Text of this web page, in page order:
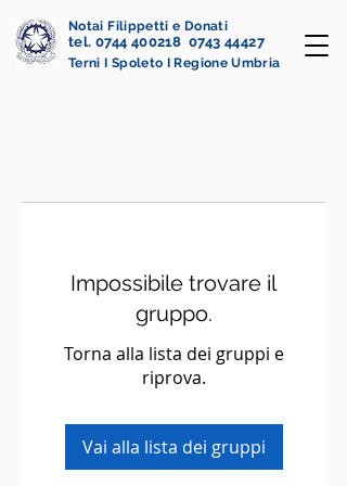
Notai Filippetti e Donati
tel. 0744 400218 0743 44427
Terni I Spoleto I Regione Umbria
Impossibile trovare il
gruppo.
Torna alla lista dei gruppi e
riprova.
Vai alla lista dei gruppi